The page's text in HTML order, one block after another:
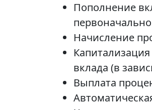
Пополнение
Начисление
вклада (в
Выплата